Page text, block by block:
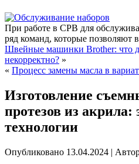
При работе в СРВ для
ряд команд, которые позволяют
Швейные машинки Brother: что
некорректно? »
« Процесс замены масла в
Изготовление
протезов из акрила:
технологии
Опубликовано 13.04.2024 |